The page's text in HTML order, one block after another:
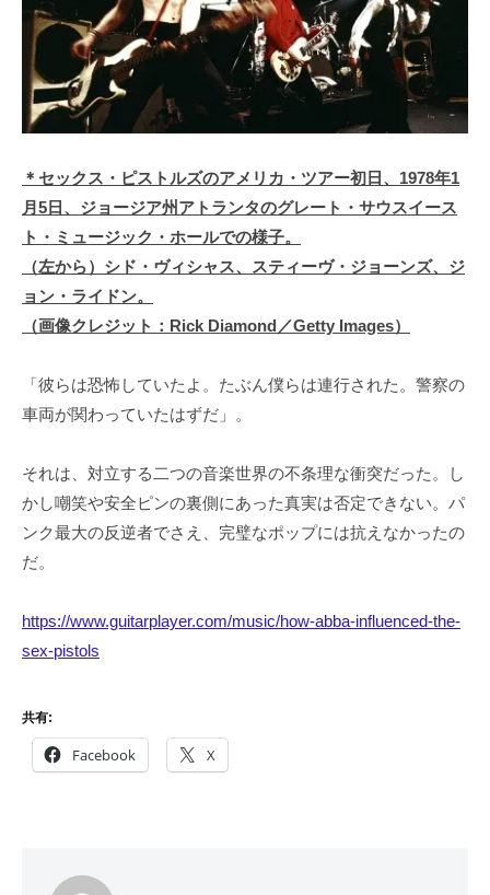
＊セックス・ピストルズのアメリカ・ツアー初日、1978年1
月5日、ジョージア州アトランタのグレート・サウスイース
ト・ミュージック・ホールでの様子。
（左から）シド・ヴィシャス、スティーヴ・ジョーンズ、ジ
ョン・ライドン。
（画像クレジット：Rick Diamond／Getty Images）
「彼らは恐怖していたよ。たぶん僕らは連行された。警察の
車両が関わっていたはずだ」。
それは、対立する二つの音楽世界の不条理な衝突だった。し
かし嘲笑や安全ピンの裏側にあった真実は否定できない。パ
ンク最大の反逆者でさえ、完璧なポップには抗えなかったの
だ。
https://www.guitarplayer.com/music/how-abba-influenced-the-
sex-pistols
共有:
Facebook X